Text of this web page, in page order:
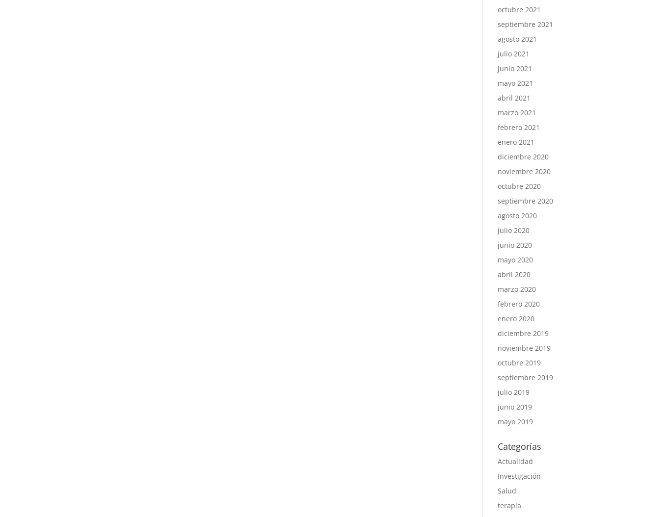
octubre 2021
septiembre 2021
agosto 2021
julio 2021
junio 2021
mayo 2021
abril 2021
marzo 2021
febrero 2021
enero 2021
diciembre 2020
noviembre 2020
octubre 2020
septiembre 2020
agosto 2020
julio 2020
junio 2020
mayo 2020
abril 2020
marzo 2020
febrero 2020
enero 2020
diciembre 2019
noviembre 2019
octubre 2019
septiembre 2019
julio 2019
junio 2019
mayo 2019
Categorías
Actualidad
Investigación
Salud
terapia